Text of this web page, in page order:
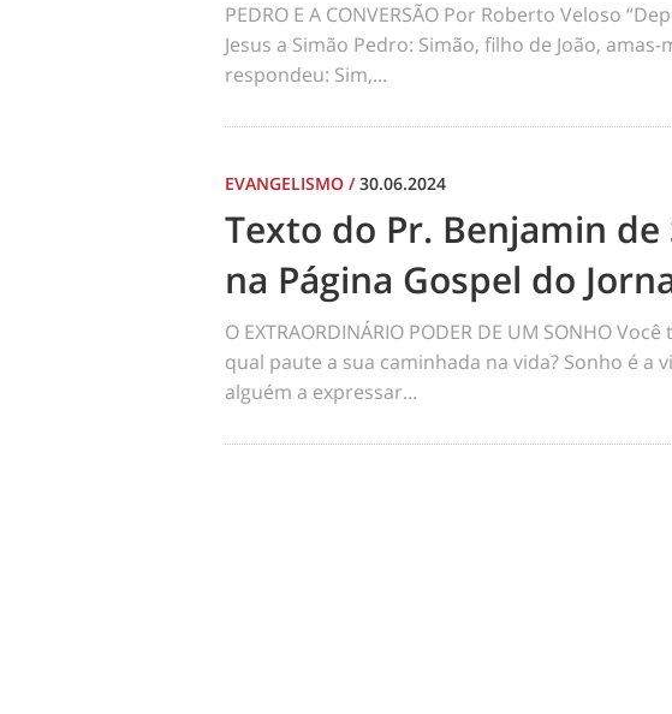
PEDRO E A CONVERSÃO Por Roberto Veloso
Jesus a Simão Pedro: Simão, filho de João,
respondeu: Sim,...
EVANGELISMO /30.06.2024
Texto do Pr. Benjamin
na Página Gospel do
O EXTRAORDINÁRIO PODER DE UM SONHO
qual paute a sua caminhada na vida? Sonho é a
alguém a expressar...